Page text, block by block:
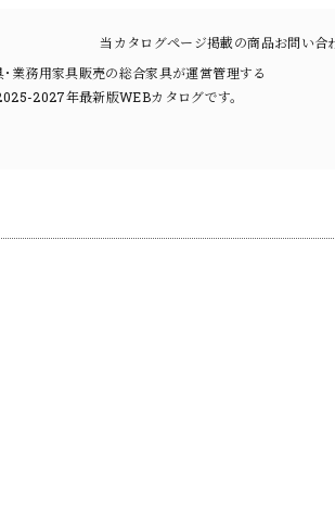
･業務用家具販売の総合家具が運営管理する
2027年最新版WEBカタログです。
当カタログページ掲載の商品お問い合